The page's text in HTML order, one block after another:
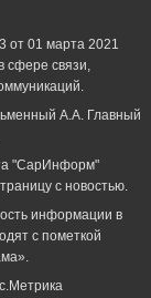
от 01 марта 2021
сфере связи,
А.А. Главный
"СарИнформ"
с новостью.
информации в
с пометкой